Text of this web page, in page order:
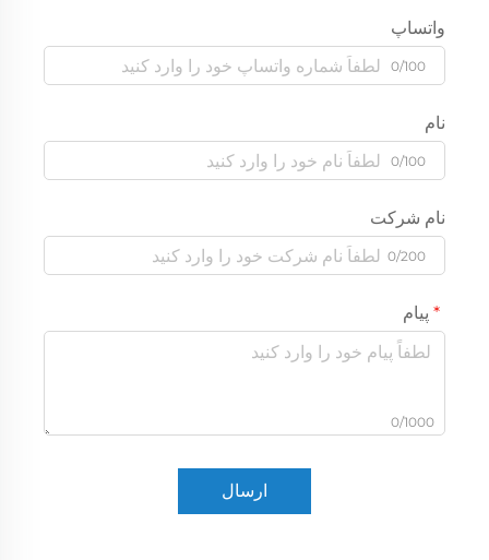
واتساپ
0/100
نام
0/100
نام شرکت
0/200
پیام
0/1000
ارسال